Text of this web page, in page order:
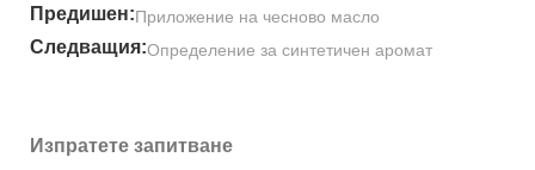
Предишен:Приложение на чесново масло
Следващия:Определение за синтетичен аромат
Изпратете запитване